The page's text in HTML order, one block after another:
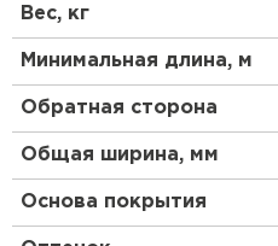
Вес, кг
Минимальная длина, м
Обратная сторона
Общая ширина, мм
Основа покрытия